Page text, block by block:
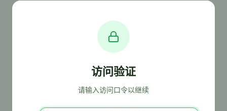
访问验证
请输入访问口令以继续